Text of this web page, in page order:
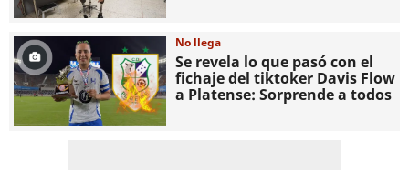
No llega
Se revela lo que pasó con el
fichaje del tiktoker Davis Flow
a Platense: Sorprende a todos